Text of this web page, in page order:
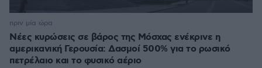
Νέες κυρώσεις σε βάρος της Μόσχας ενέκρινε η
αμερικανική Γερουσία: Δασμοί 500% για το ρωσικό
πετρέλαιο και το φυσικό αέριο
πριν μία ώρα